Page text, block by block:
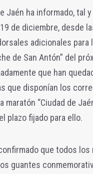
Jaén ha informado, tal
de diciembre, desde
adicionales para
de San Antón” del
que han
que disponían los
maratón “Ciudad de
plazo fijado para ello.
que todos
guantes